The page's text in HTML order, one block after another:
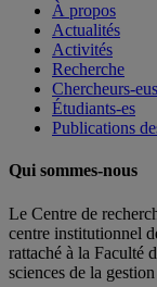
À propos
Actualités
Activités
Recherche
Chercheurs-
Étudiants-es
Publications
Qui sommes-nous
Le Centre de
centre institutionnel
rattaché à la Faculté
sciences de la